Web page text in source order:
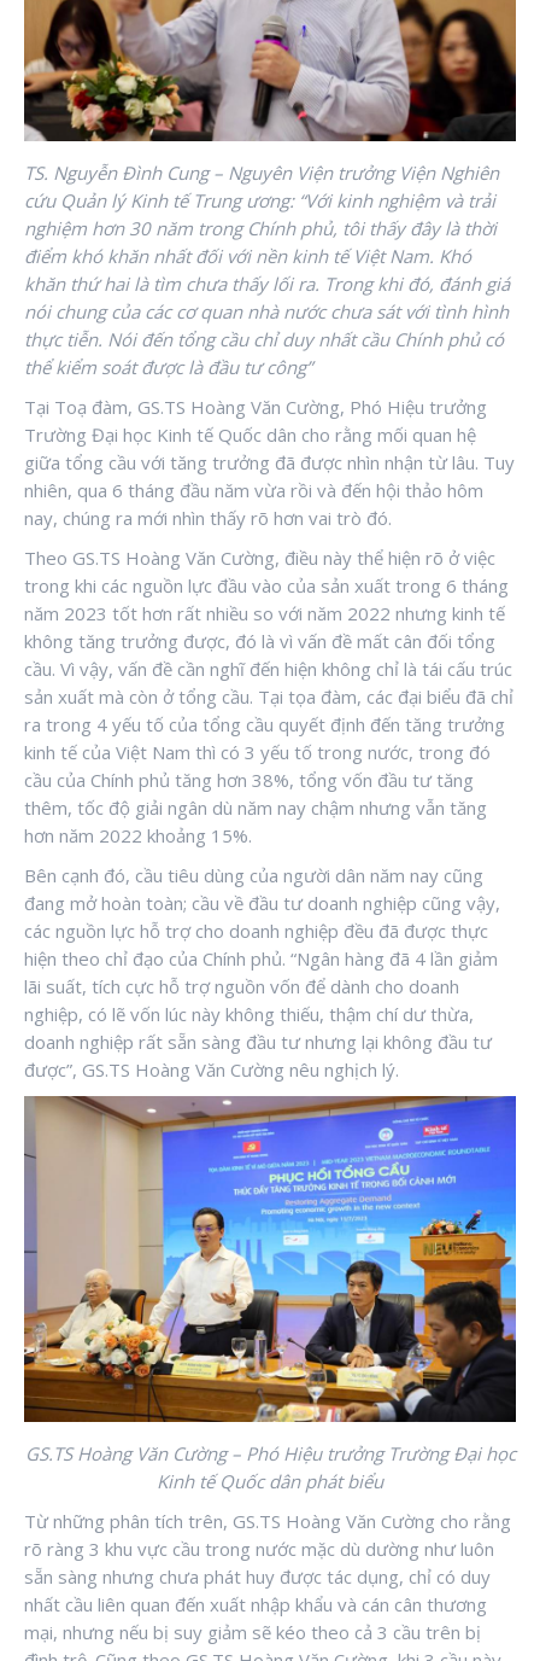
TS. Nguyễn Đình Cung – Nguyên Viện trưởng Viện Nghiên
cứu Quản lý Kinh tế Trung ương: “Với kinh nghiệm và trải
nghiệm hơn 30 năm trong Chính phủ, tôi thấy đây là thời
điểm khó khăn nhất đối với nền kinh tế Việt Nam. Khó
khăn thứ hai là tìm chưa thấy lối ra. Trong khi đó, đánh giá
nói chung của các cơ quan nhà nước chưa sát với tình hình
thực tiễn. Nói đến tổng cầu chỉ duy nhất cầu Chính phủ có
thể kiểm soát được là đầu tư công”
Tại Toạ đàm, GS.TS Hoàng Văn Cường, Phó Hiệu trưởng
Trường Đại học Kinh tế Quốc dân cho rằng mối quan hệ
giữa tổng cầu với tăng trưởng đã được nhìn nhận từ lâu. Tuy
nhiên, qua 6 tháng đầu năm vừa rồi và đến hội thảo hôm
nay, chúng ra mới nhìn thấy rõ hơn vai trò đó.
Theo GS.TS Hoàng Văn Cường, điều này thể hiện rõ ở việc
trong khi các nguồn lực đầu vào của sản xuất trong 6 tháng
năm 2023 tốt hơn rất nhiều so với năm 2022 nhưng kinh tế
không tăng trưởng được, đó là vì vấn đề mất cân đối tổng
cầu. Vì vậy, vấn đề cần nghĩ đến hiện không chỉ là tái cấu trúc
sản xuất mà còn ở tổng cầu. Tại tọa đàm, các đại biểu đã chỉ
ra trong 4 yếu tố của tổng cầu quyết định đến tăng trưởng
kinh tế của Việt Nam thì có 3 yếu tố trong nước, trong đó
cầu của Chính phủ tăng hơn 38%, tổng vốn đầu tư tăng
thêm, tốc độ giải ngân dù năm nay chậm nhưng vẫn tăng
hơn năm 2022 khoảng 15%.
Bên cạnh đó, cầu tiêu dùng của người dân năm nay cũng
đang mở hoàn toàn; cầu về đầu tư doanh nghiệp cũng vậy,
các nguồn lực hỗ trợ cho doanh nghiệp đều đã được thực
hiện theo chỉ đạo của Chính phủ. “Ngân hàng đã 4 lần giảm
lãi suất, tích cực hỗ trợ nguồn vốn để dành cho doanh
nghiệp, có lẽ vốn lúc này không thiếu, thậm chí dư thừa,
doanh nghiệp rất sẵn sàng đầu tư nhưng lại không đầu tư
được”, GS.TS Hoàng Văn Cường nêu nghịch lý.
GS.TS Hoàng Văn Cường – Phó Hiệu trưởng Trường Đại học
Kinh tế Quốc dân phát biểu
Từ những phân tích trên, GS.TS Hoàng Văn Cường cho rằng
rõ ràng 3 khu vực cầu trong nước mặc dù dường như luôn
sẵn sàng nhưng chưa phát huy được tác dụng, chỉ có duy
nhất cầu liên quan đến xuất nhập khẩu và cán cân thương
mại, nhưng nếu bị suy giảm sẽ kéo theo cả 3 cầu trên bị